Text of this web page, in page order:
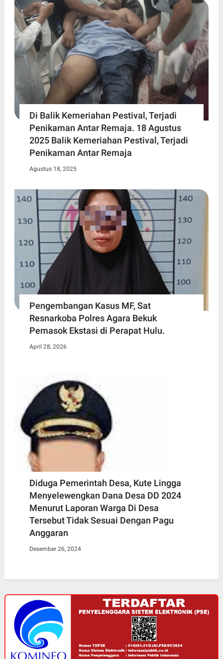
Di Balik Kemeriahan Pestival, Terjadi
Penikaman Antar Remaja. 18 Agustus
2025 Balik Kemeriahan Pestival, Terjadi
Penikaman Antar Remaja
Agustus 18, 2025
Pengembangan Kasus MF, Sat
Resnarkoba Polres Agara Bekuk
Pemasok Ekstasi di Perapat Hulu.
April 28, 2026
Diduga Pemerintah Desa, Kute Lingga
Menyelewengkan Dana Desa DD 2024
Menurut Laporan Warga Di Desa
Tersebut Tidak Sesuai Dengan Pagu
Anggaran
Desember 26, 2024